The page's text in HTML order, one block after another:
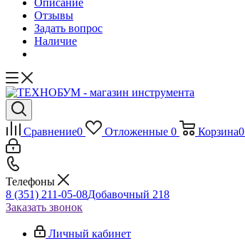
Описание
Отзывы
Задать вопрос
Наличие
Сравнение0 Отложенные 0 Корзина0
Телефоны
8 (351) 211-05-08Добавочный 218
Заказать звонок
Личный кабинет